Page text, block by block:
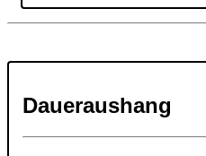
Daueraushang